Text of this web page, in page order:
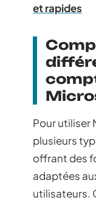
et rapides
Pour utiliser
plusieurs
offrant des
adaptées
utilisateurs.